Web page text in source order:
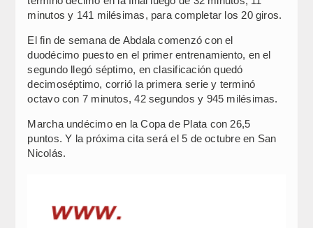
minutos y 141 milésimas, para completar los 20 giros.
El fin de semana de Abdala comenzó con el
duodécimo puesto en el primer entrenamiento, en el
segundo llegó séptimo, en clasificación quedó
decimoséptimo, corrió la primera serie y terminó
octavo con 7 minutos, 42 segundos y 945 milésimas.
Marcha undécimo en la Copa de Plata con 26,5
puntos. Y la próxima cita será el 5 de octubre en San
Nicolás.